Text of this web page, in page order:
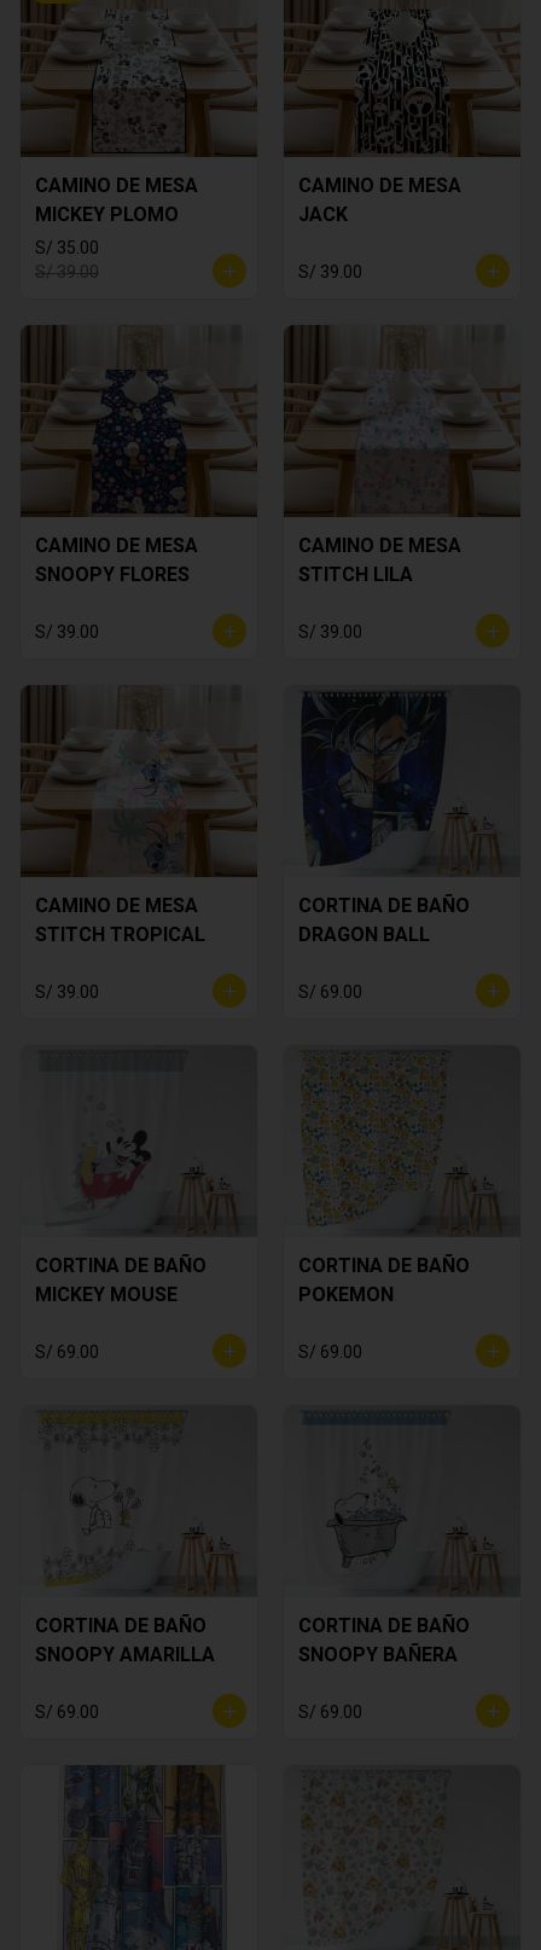
CAMINO DE MESA
MICKEY PLOMO
S/ 35.00
S/ 39.00
CAMINO DE MESA
JACK
S/ 39.00
CAMINO DE MESA
SNOOPY FLORES
S/ 39.00
CAMINO DE MESA
STITCH LILA
S/ 39.00
CAMINO DE MESA
STITCH TROPICAL
S/ 39.00
CORTINA DE BAÑO
DRAGON BALL
S/ 69.00
CORTINA DE BAÑO
MICKEY MOUSE
S/ 69.00
CORTINA DE BAÑO
POKEMON
S/ 69.00
CORTINA DE BAÑO
SNOOPY AMARILLA
S/ 69.00
CORTINA DE BAÑO
SNOOPY BAÑERA
S/ 69.00